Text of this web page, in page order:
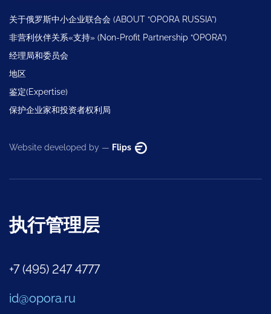
关于俄罗斯中小企业联合会 (ABOUT “OPORA RUSSIA”)
非营利伙伴关系«支持» (Non-Profit Partnership “OPORA”)
经理局和委员会
地区
鉴定(Expertise)
保护企业家和投资者权利局
Website developed by — Flips
执行管理层
+7 (495) 247 4777
id@opora.ru